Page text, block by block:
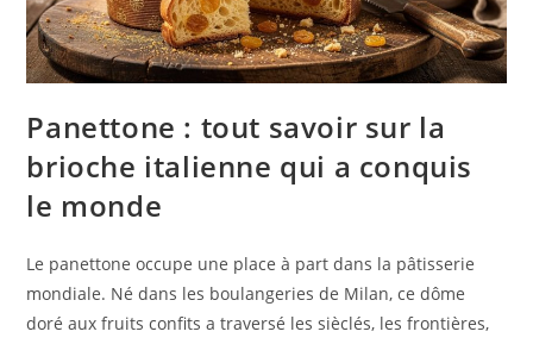
Panettone : tout savoir sur la
brioche italienne qui a conquis
le monde
Le panettone occupe une place à part dans la pâtisserie
mondiale. Né dans les boulangeries de Milan, ce dôme
doré aux fruits confits a traversé les sièclés, les frontières,